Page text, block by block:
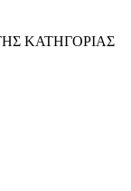
ΚΑΤΗΓΟΡΙΑΣ